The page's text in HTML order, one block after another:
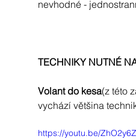
nevhodné -
TECHNIKY NUTNÉ
Volant do kesa(z této
vychází většina
https://youtu.be/